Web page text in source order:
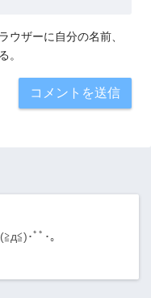
ウザーに自分の名前、
。
･ﾟﾟ･｡